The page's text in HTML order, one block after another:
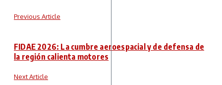
Previous Article
FIDAE 2026: La cumbre aeroespacial y de defensa de
la región calienta motores
Next Article